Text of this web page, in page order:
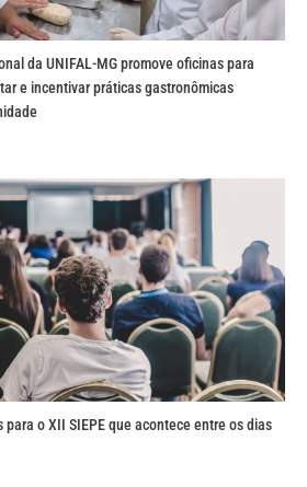
da UNIFAL-MG promove oficinas para
e incentivar práticas gastronômicas
para o XII SIEPE que acontece entre os dias